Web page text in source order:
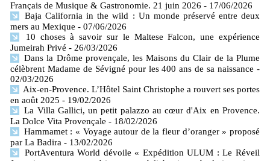
Français de Musique & Gastronomie. 21 juin 2026 - 17/06/2026
Baja California in the wild : Un monde préservé entre deux
mers​ au Mexique - 07/06/2026
10 choses à savoir sur le Maltese Falcon, une expérience
Jumeirah Privé - 26/03/2026
Dans la Drôme provençale, les Maisons du Clair de la Plume
célèbrent Madame de Sévigné pour les 400 ans de sa naissance -
02/03/2026
Aix-en-Provence. L’Hôtel Saint Christophe a rouvert ses portes
en août 2025 - 19/02/2026
La Villa Gallici, un petit palazzo au cœur d'Aix en Provence.
La Dolce Vita Provençale - 18/02/2026
Hammamet : « Voyage autour de la fleur d’oranger » proposé
par La Badira - 13/02/2026
PortAventura World dévoile « Expédition ULUM : Le Réveil